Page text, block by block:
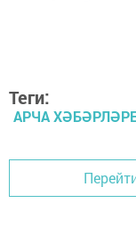
Теги:
АРЧА